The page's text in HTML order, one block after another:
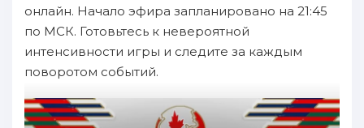
онлайн. Начало эфира запланировано на 21:45
по МСК. Готовьтесь к невероятной
интенсивности игры и следите за каждым
поворотом событий.